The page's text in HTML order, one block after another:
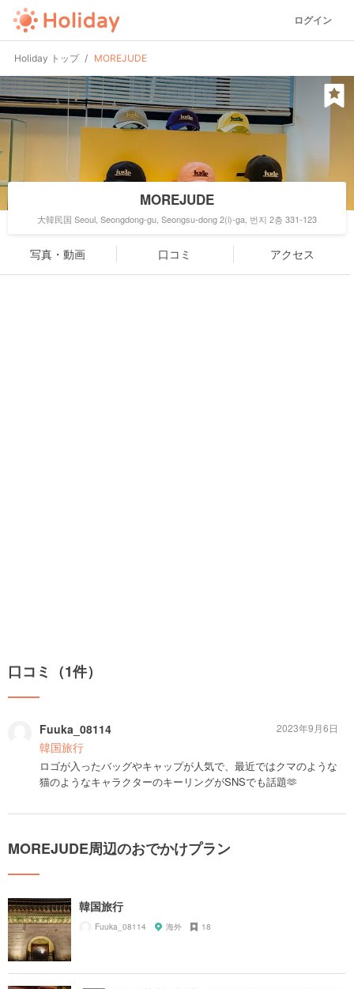
ログイン
Holiday トップ MOREJUDE
MOREJUDE
大韓民国 Seoul, Seongdong-gu, Seongsu-dong 2(i)-ga, 번지 2층 331-123
写真・動画 口コミ アクセス
口コミ（1件）
Fuuka_08114
韓国旅行
ロゴが入ったバッグやキャップが人気で、最近ではクマのような
猫のようなキャラクターのキーリングがSNSでも話題🫶
2023年9月6日
MOREJUDE周辺のおでかけプラン
韓国旅行
Fuuka_08114 海外 18